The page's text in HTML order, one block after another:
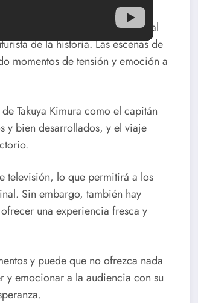
y sus efectos visuales. La
y escenarios alienígenas es fiel al
de la historia. Las escenas de
momentos de tensión y emoción a
Takuya Kimura como el capitán
y bien desarrollados, y el viaje
televisión, lo que permitirá a los
Sin embargo, también hay
una experiencia fresca y
y puede que no ofrezca nada
y emocionar a la audiencia con su